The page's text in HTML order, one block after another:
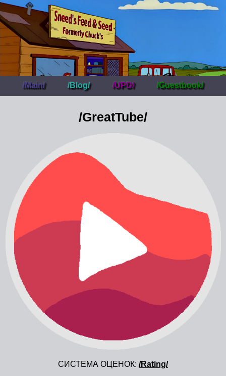
/Main/ /Blog/ /UPD/ /Guestbook/
/GreatTube/
СИСТЕМА ОЦЕНОК: /Rating/